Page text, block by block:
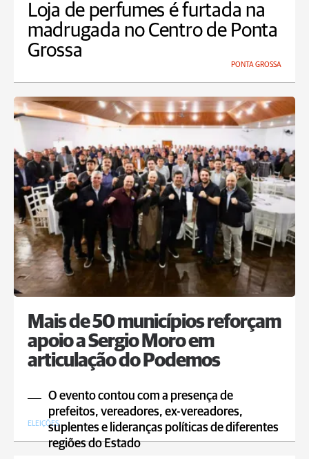
Loja de perfumes é furtada na
madrugada no Centro de Ponta
Grossa
PONTA GROSSA
Mais de 50 municípios reforçam
apoio a Sergio Moro em
articulação do Podemos
O evento contou com a presença de
prefeitos, vereadores, ex-vereadores,
suplentes e lideranças políticas de diferentes
regiões do Estado
ELEIÇÕES